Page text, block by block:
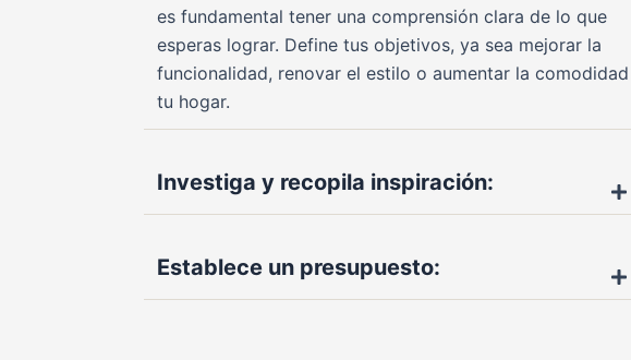
es fundamental tener una comprensión clara de lo que
esperas lograr. Define tus objetivos, ya sea mejorar la
funcionalidad, renovar el estilo o aumentar la
tu hogar.
Investiga y recopila inspiración:
Establece un presupuesto: